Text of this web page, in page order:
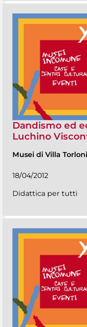
Dandismo ed
Luchino
Musei di Villa
18/04/2012
Didattica per tutti